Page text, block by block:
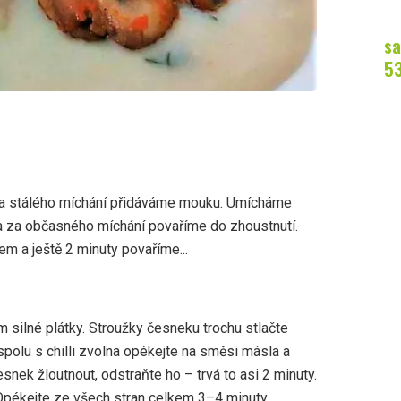
míchání přidáváme mouku. Umícháme
občasného míchání povaříme do zhoustnutí.
a ještě 2 minuty povaříme...
silné plátky. Stroužky česneku trochu stlačte
s chilli zvolna opékejte na směsi másla a
žloutnout, odstraňte ho – trvá to asi 2 minuty.